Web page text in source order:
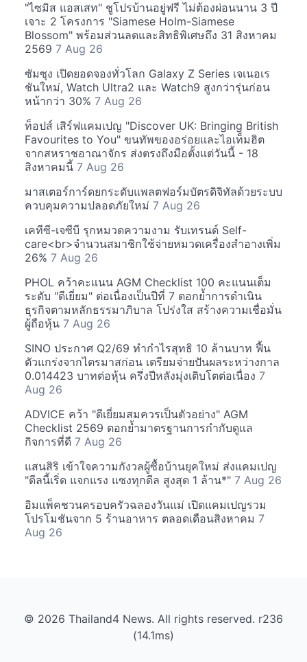
"ไซมิส แอสเสท" ชูโปรบ้านอยู่ฟรี ไม่ต้องผ่อนนาน 3 ปี
เจาะ 2 โครงการ "Siamese Holm-Siamese
Blossom" พร้อมส่วนลดและสิทธิพิเศษถึง 31 สิงหาคม
2569 7 Aug 26
ซัมซุง เปิดยอดจองทั่วโลก Galaxy Z Series เจเนอเร
ชันใหม่, Watch Ultra2 และ Watch9 สูงกว่ารุ่นก่อน
หน้ากว่า 30% 7 Aug 26
ท็อปส์ เสิร์ฟแคมเปญ "Discover UK: Bringing British
Favourites to You" ขนทัพของอร่อยและไอเท็มฮิต
จากสหราชอาณาจักร ส่งตรงถึงมือตั้งแต่วันนี้ - 18
สิงหาคมนี้ 7 Aug 26
มาสเตอร์การ์ดยกระดับแพลตฟอร์มบัตรดิจิทัลด้วยระบบ
ควบคุมความปลอดภัยใหม่ 7 Aug 26
เคทีซี-เจซีบี รุกหมวดความงาม รับเทรนด์ Self-
care<br>จำนวนสมาชิกใช้จ่ายหมวดเครื่องสำอางเพิ่ม
26% 7 Aug 26
PHOL คว้าคะแนน AGM Checklist 100 คะแนนเต็ม
ระดับ "ดีเยี่ยม" ต่อเนื่องเป็นปีที่ 7 ตอกย้ำการดำเนิน
ธุรกิจตามหลักธรรมาภิบาล โปร่งใส สร้างความเชื่อมั่น
ผู้ถือหุ้น 7 Aug 26
SINO ประกาศ Q2/69 ทำกำไรสุทธิ 10 ล้านบาท ฟื้น
ตัวแกร่งจากไตรมาสก่อน เตรียมจ่ายปันผลระหว่างกาล
0.014423 บาทต่อหุ้น ครึ่งปีหลังมุ่งเติบโตต่อเนื่อง 7
Aug 26
ADVICE คว้า "ดีเยี่ยมสมควรเป็นตัวอย่าง" AGM
Checklist 2569 ตอกย้ำมาตรฐานการกำกับดูแล
กิจการที่ดี 7 Aug 26
แสนสิริ เข้าใจความกังวลผู้ซื้อบ้านยุคใหม่ ส่งแคมเปญ
"ดีลนี้เริ่ด แจกแรง แซงทุกดีล สูงสุด 1 ล้าน*" 7 Aug 26
อิมแพ็คชวนครอบครัวฉลองวันแม่ เปิดแคมเปญรวม
โปรโมชันจาก 5 ร้านอาหาร ตลอดเดือนสิงหาคม 7
Aug 26
© 2026 Thailand4 News. All rights reserved. r236
(14.1ms)